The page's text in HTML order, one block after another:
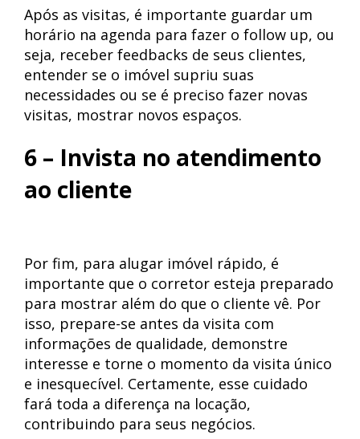
Após as visitas, é importante guardar um
horário na agenda para fazer o follow up, ou
seja, receber feedbacks de seus clientes,
entender se o imóvel supriu suas
necessidades ou se é preciso fazer novas
visitas, mostrar novos espaços.
6 – Invista no atendimento
ao cliente
Por fim, para alugar imóvel rápido, é
importante que o corretor esteja preparado
para mostrar além do que o cliente vê. Por
isso, prepare-se antes da visita com
informações de qualidade, demonstre
interesse e torne o momento da visita único
e inesquecível. Certamente, esse cuidado
fará toda a diferença na locação,
contribuindo para seus negócios.